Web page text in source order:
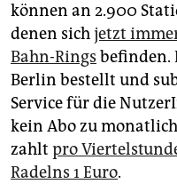
können an 2.900
denen sichjetzt
Bahn-Rings befinden.
Berlin bestellt und
Service für die
kein Abo zu
zahlt pro
Radelns 1 Euro.